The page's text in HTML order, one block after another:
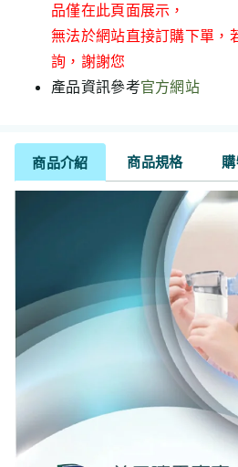
品僅在此頁面展示，
無法於網站直接訂購下單，
詢，謝謝您
產品資訊參考官方網站
商品介紹 商品規格